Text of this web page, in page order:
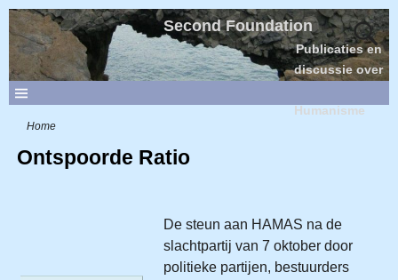
Second Foundation
Publicaties en
discussie over
Humanisme
Home
Ontspoorde Ratio
De steun aan HAMAS na de
slachtpartij van 7 oktober door
poli­tieke partijen, bestuurders